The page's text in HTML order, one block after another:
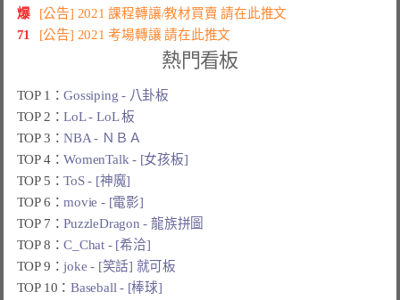
爆
[公告] 2021 課程轉讓/教材買賣 請在此推文
71
[公告] 2021 考場轉讓 請在此推文
熱門看板
TOP 1：Gossiping - 八卦板
TOP 2：LoL - LoL 板
TOP 3：NBA - ＮＢＡ
TOP 4：WomenTalk - [女孩板]
TOP 5：ToS - [神魔]
TOP 6：movie - [電影]
TOP 7：PuzzleDragon - 龍族拼圖
TOP 8：C_Chat - [希洽]
TOP 9：joke - [笑話] 就可板
TOP 10：Baseball - [棒球]